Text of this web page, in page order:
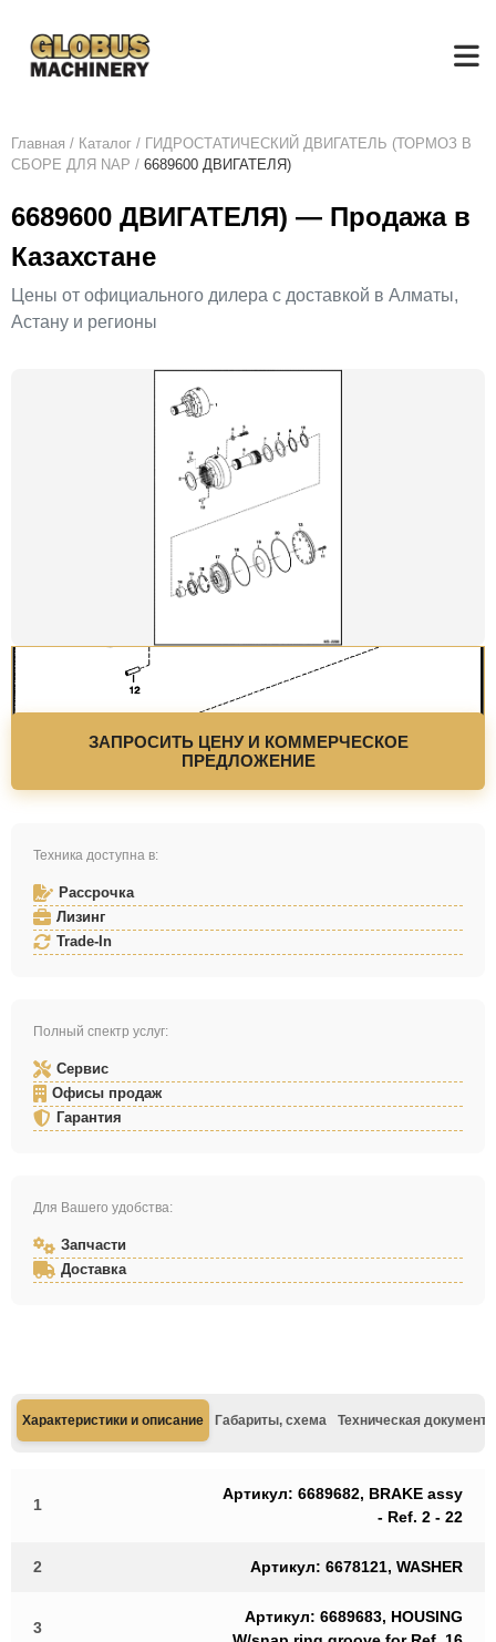
Главная / Каталог / ГИДРОСТАТИЧЕСКИЙ ДВИГАТЕЛЬ (ТОРМОЗ В
СБОРЕ ДЛЯ NAP / 6689600 ДВИГАТЕЛЯ)
6689600 ДВИГАТЕЛЯ) — Продажа в
Казахстане
Цены от официального дилера с доставкой в Алматы,
Астану и регионы
ЗАПРОСИТЬ ЦЕНУ И КОММЕРЧЕСКОЕ
ПРЕДЛОЖЕНИЕ
Техника доступна в:
Рассрочка
Лизинг
Trade-In
Полный спектр услуг:
Сервис
Офисы продаж
Гарантия
Для Вашего удобства:
Запчасти
Доставка
Характеристики и описание Габариты, схема Техническая
1
Артикул: 6689682, BRAKE assy
- Ref. 2 - 22
2 Артикул: 6678121, WASHER
3
Артикул: 6689683, HOUSING